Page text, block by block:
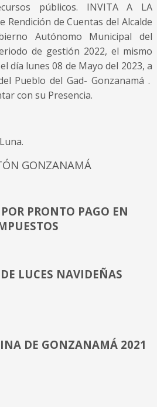
públicos. INVITA A LA
Rendición de Cuentas del Alcalde
Autónomo Municipal del
de gestión 2022, el mismo
día lunes 08 de Mayo del 2023, a
Pueblo del Gad- Gonzanamá .
con su Presencia.
GONZANAMÁ
PRONTO PAGO EN
LUCES NAVIDEÑAS
DE GONZANAMÁ 2021